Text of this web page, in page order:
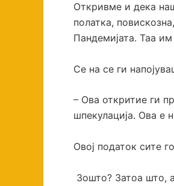
Откривме и дека
полатка,
Пандемијата. Таа
Се на се ги
– Ова откритие ги
шпекулација. Ова е
Овој податок сите
Зошто? Затоа што,